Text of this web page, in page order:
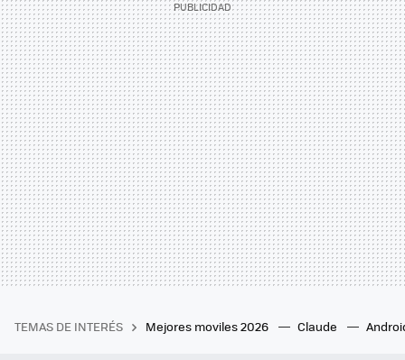
TEMAS DE INTERÉS Mejores moviles 2026 Claude